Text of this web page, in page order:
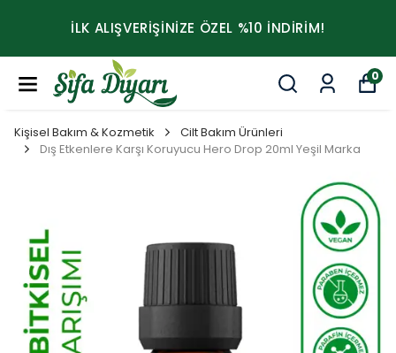
İLK ALIŞVERİŞİNİZE ÖZEL %10 İNDİRİM!
0
Kişisel Bakım & Kozmetik
Cilt Bakım Ürünleri
Dış Etkenlere Karşı Koruyucu Hero Drop 20ml Yeşil Marka